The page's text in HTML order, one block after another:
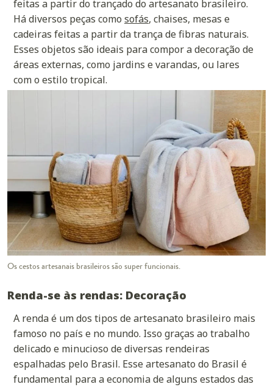
feitas a partir do trançado do artesanato brasileiro.
Há diversos peças como sofás, chaises, mesas e
cadeiras feitas a partir da trança de fibras naturais.
Esses objetos são ideais para compor a decoração de
áreas externas, como jardins e varandas, ou lares
com o estilo tropical.
Os cestos artesanais brasileiros são super funcionais.
Renda-se às rendas: Decoração
A renda é um dos tipos de artesanato brasileiro mais
famoso no país e no mundo. Isso graças ao trabalho
delicado e minucioso de diversas rendeiras
espalhadas pelo Brasil. Esse artesanato do Brasil é
fundamental para a economia de alguns estados das